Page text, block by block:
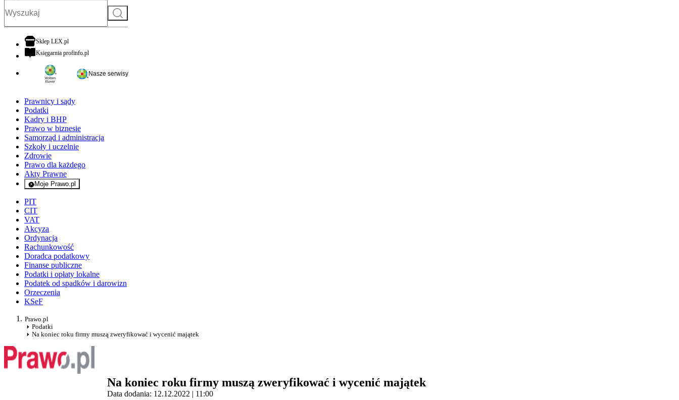
Szukaj
Sklep LEX.plotwiera się w nowej karcie
Księgarnia profinfo.plotwiera się w nowej karcie
Nasze serwisy
Prawnicy i sądy
Podatki
Kadry i BHP
Prawo w biznesie
Samorząd i administracja
Szkoły i uczelnie
Zdrowie
Prawo dla każdego
Akty Prawne
Moje Prawo.pl
- rejestracja i logowanie do serwisu
PIT
CIT
VAT
Akcyza
Ordynacja
Rachunkowość
Doradca podatkowy
Finanse publiczne
Podatki i opłaty lokalne
Podatek od spadków i darowizn
Orzeczenia
KSeF
Prawo.pl
Podatki
Na koniec roku firmy muszą zweryfikować i wycenić majątek
Na koniec roku firmy muszą zweryfikować i wycenić majątek
Data dodania: 12.12.2022 | 11:00